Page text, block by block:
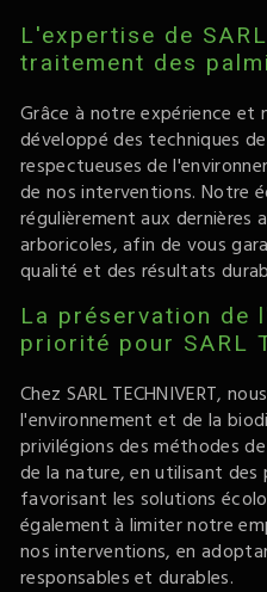
L'expertise de
traitement des
Grâce à notre expérience et
développé des techniques
respectueuses de
de nos interventions. Notre
régulièrement aux dernières
arboricoles, afin de vous
qualité et des résultats
La préservation de
priorité pour SARL
Chez SARL TECHNIVERT,
l'environnement et de la
privilégions des méthodes
de la nature, en utilisant
favorisant les solutions
également à limiter notre
nos interventions, en
responsables et durables.